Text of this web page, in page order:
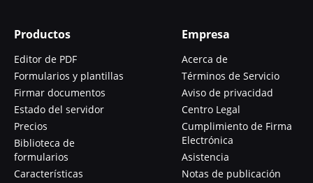
Productos
Editor de PDF
Formularios y plantillas
Firmar documentos
Estado del servidor
Precios
Biblioteca de
formularios
Características
Empresa
Acerca de
Términos de Servicio
Aviso de privacidad
Centro Legal
Cumplimiento de Firma
Electrónica
Asistencia
Notas de publicación